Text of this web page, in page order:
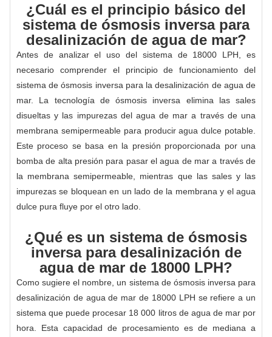
¿Cuál es el principio básico del
sistema de ósmosis inversa para
desalinización de agua de mar?
Antes de analizar el uso del sistema de 18000 LPH, es
necesario comprender el principio de funcionamiento del
sistema de ósmosis inversa para la desalinización de agua de
mar. La tecnología de ósmosis inversa elimina las sales
disueltas y las impurezas del agua de mar a través de una
membrana semipermeable para producir agua dulce potable.
Este proceso se basa en la presión proporcionada por una
bomba de alta presión para pasar el agua de mar a través de
la membrana semipermeable, mientras que las sales y las
impurezas se bloquean en un lado de la membrana y el agua
dulce pura fluye por el otro lado.
¿Qué es un sistema de ósmosis
inversa para desalinización de
agua de mar de 18000 LPH?
Como sugiere el nombre, un sistema de ósmosis inversa para
desalinización de agua de mar de 18000 LPH se refiere a un
sistema que puede procesar 18 000 litros de agua de mar por
hora. Esta capacidad de procesamiento es de mediana a